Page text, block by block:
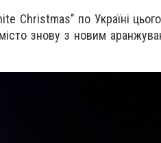
Christmas" по Україні
знову з новим